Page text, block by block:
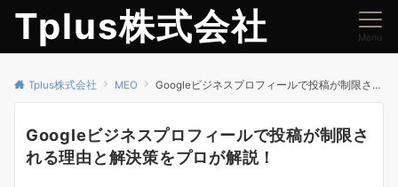
Tplus株式会社 Menu
Tplus株式会社 MEO Googleビジネスプロフィールで投稿が制限される理由と解決策をプロが解説！
Googleビジネスプロフィールで投稿が制限さ
れる理由と解決策をプロが解説！